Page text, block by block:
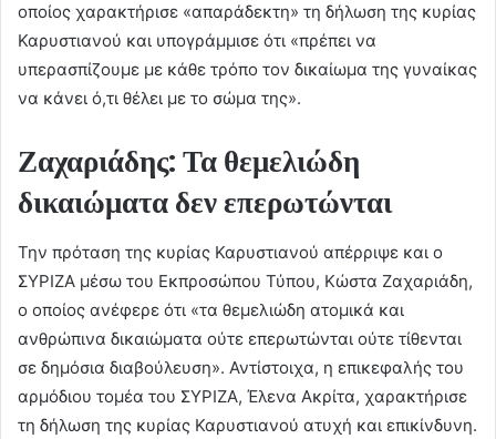
οποίος χαρακτήρισε «απαράδεκτη» τη δήλωση της κυρίας
Καρυστιανού και υπογράμμισε ότι «πρέπει να
υπερασπίζουμε με κάθε τρόπο τον δικαίωμα της γυναίκας
να κάνει ό,τι θέλει με το σώμα της».
Ζαχαριάδης: Τα θεμελιώδη
δικαιώματα δεν επερωτώνται
Την πρόταση της κυρίας Καρυστιανού απέρριψε και ο
ΣΥΡΙΖΑ μέσω του Εκπροσώπου Τύπου, Κώστα Ζαχαριάδη,
ο οποίος ανέφερε ότι «τα θεμελιώδη ατομικά και
ανθρώπινα δικαιώματα ούτε επερωτώνται ούτε τίθενται
σε δημόσια διαβούλευση». Αντίστοιχα, η επικεφαλής του
αρμόδιου τομέα του ΣΥΡΙΖΑ, Έλενα Ακρίτα, χαρακτήρισε
τη δήλωση της κυρίας Καρυστιανού ατυχή και επικίνδυνη.